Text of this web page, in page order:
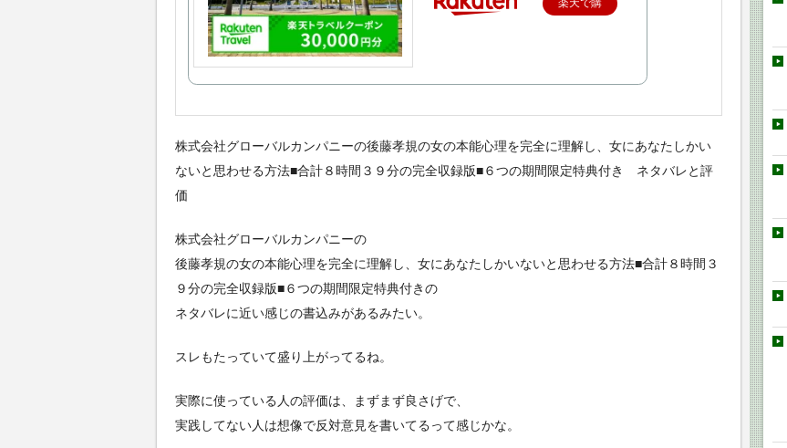
株式会社グローバルカンパニーの後藤孝規の女の本能心理を完全に理解し、女にあなたしかい
ないと思わせる方法■合計８時間３９分の完全収録版■６つの期間限定特典付き ネタバレと評
価
株式会社グローバルカンパニーの
後藤孝規の女の本能心理を完全に理解し、女にあなたしかいないと思わせる方法■合計８時間３
９分の完全収録版■６つの期間限定特典付きの
ネタバレに近い感じの書込みがあるみたい。
スレもたっていて盛り上がってるね。
実際に使っている人の評価は、まずまず良さげで、
実践してない人は想像で反対意見を書いてるって感じかな。